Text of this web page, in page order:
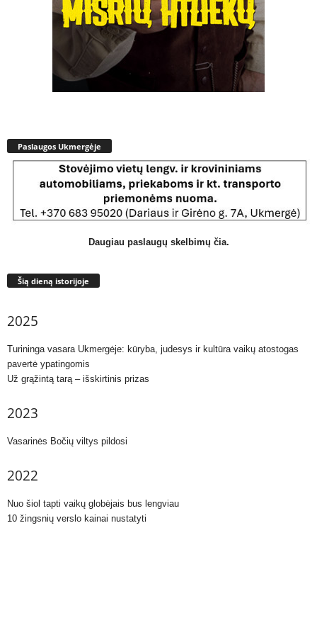
Paslaugos Ukmergėje
Daugiau paslaugų skelbimų čia.
Šią dieną istorijoje
2025
Turininga vasara Ukmergėje: kūryba, judesys ir kultūra vaikų atostogas
pavertė ypatingomis
Už grąžintą tarą – išskirtinis prizas
2023
Vasarinės Bočių viltys pildosi
2022
Nuo šiol tapti vaikų globėjais bus lengviau
10 žingsnių verslo kainai nustatyti